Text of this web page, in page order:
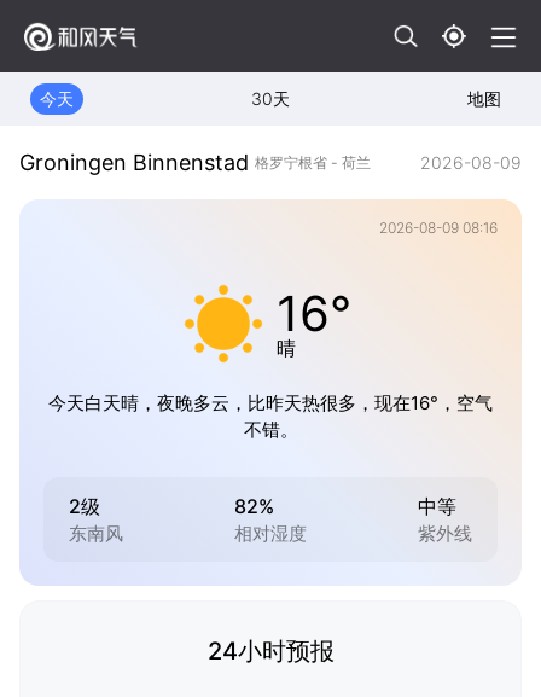
今天 30天 地图
Groningen Binnenstad 格罗宁根省 - 荷兰 2026-08-09
2026-08-09 08:16
16°
晴
今天白天晴，夜晚多云，比昨天热很多，现在16°，空气
不错。
2级
东南风
82%
相对湿度
中等
紫外线
24小时预报